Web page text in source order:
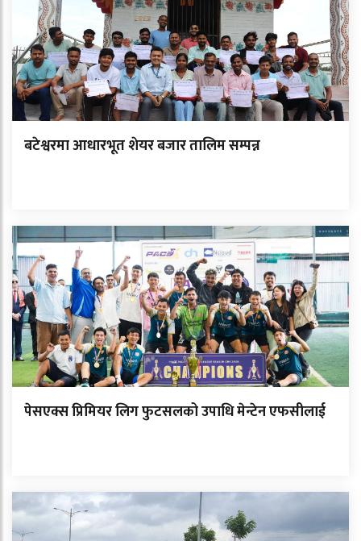
बटेश्वरमा आधारभूत शेयर बजार तालिम सम्पन्न
पेसएक्स प्रिमियर लिग फुटसलको उपाधि मेन्टेन एफसीलाई